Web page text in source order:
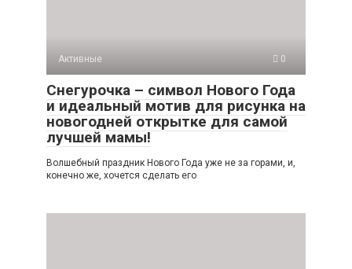
Активные 0
Снегурочка – символ Нового Года
и идеальный мотив для рисунка на
новогодней открытке для самой
лучшей мамы!
Волшебный праздник Нового Года уже не за горами, и,
конечно же, хочется сделать его